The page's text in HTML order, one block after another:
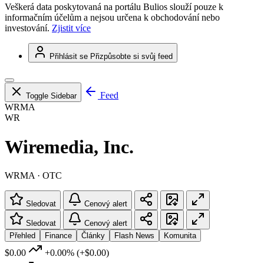
Veškerá data poskytovaná na portálu Bulios slouží pouze k
informačním účelům a nejsou určena k obchodování nebo
investování. Zjistit více
Přihlásit se Přizpůsobte si svůj feed
Toggle Sidebar
Feed
WRMA
WR
Wiremedia, Inc.
WRMA · OTC
Sledovat Cenový alert
Sledovat
Cenový alert
Přehled
Finance Články Flash News Komunita
$0.00 +0.00% (+$0.00)